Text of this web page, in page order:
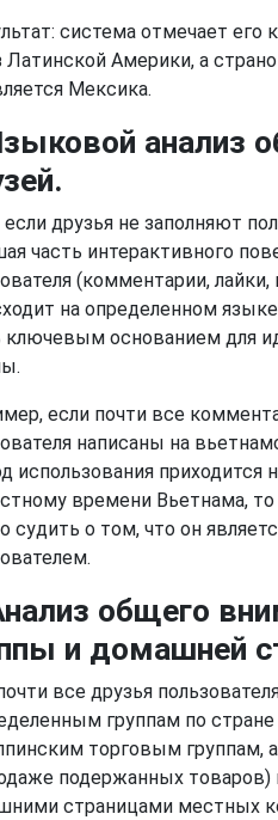
система отмечает его
Латинской Америки, а
Мексика.
анализ
друзья не заполняют
часть интерактивного
(комментарии, лайки,
на определенном
ключевым основанием для
если почти все
написаны на
использования приходится
времени Вьетнама,
судить о том, что он
общего
и домашней
все друзья
группам по
торговым группам,
подержанных товаров)
страницами местных